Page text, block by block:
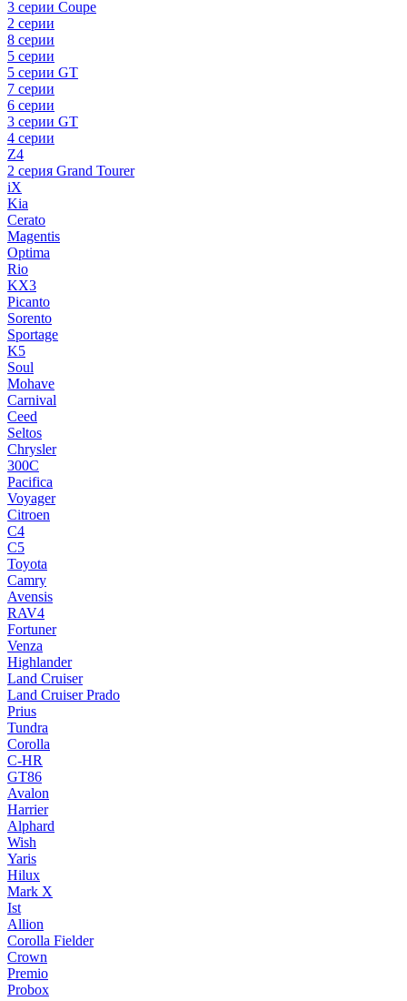
3 серии Coupe
2 серии
8 серии
5 серии
5 серии GT
7 серии
6 серии
3 серии GT
4 серии
Z4
2 серия Grand Tourer
iX
Kia
Cerato
Magentis
Optima
Rio
KX3
Picanto
Sorento
Sportage
K5
Soul
Mohave
Carnival
Ceed
Seltos
Chrysler
300C
Pacifica
Voyager
Citroen
C4
C5
Toyota
Camry
Avensis
RAV4
Fortuner
Venza
Highlander
Land Cruiser
Land Cruiser Prado
Prius
Tundra
Corolla
C-HR
GT86
Avalon
Harrier
Alphard
Wish
Yaris
Hilux
Mark X
Ist
Allion
Corolla Fielder
Crown
Premio
Probox